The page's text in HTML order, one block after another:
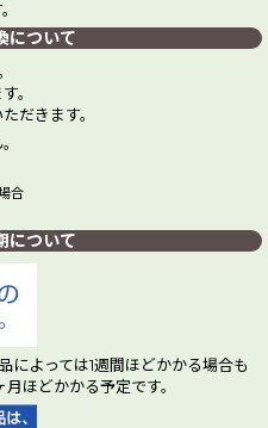
について
。
だきます。
合
について
によっては1週間ほどかかる場合も
ほどかかる予定です。